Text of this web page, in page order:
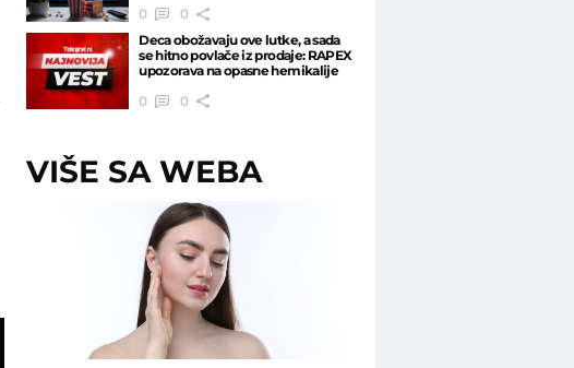
0
0
Deca obožavaju ove lutke, a sada
se hitno povlače iz prodaje: RAPEX
upozorava na opasne hemikalije
0
0
VIŠE SA WEBA